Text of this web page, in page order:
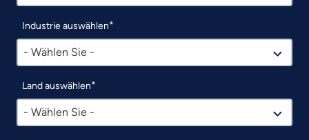
Industrie auswählen
- Wählen Sie -
Land auswählen
- Wählen Sie -